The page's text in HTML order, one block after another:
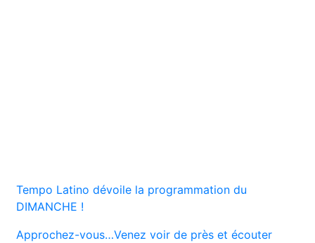
Tempo Latino dévoile la programmation du
DIMANCHE !
Approchez-vous…Venez voir de près et écouter